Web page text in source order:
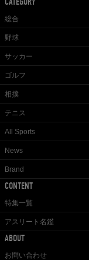
総合
野球
サッカー
ゴルフ
相撲
テニス
All Sports
News
Brand
CONTENT
特集一覧
アスリート名鑑
ABOUT
お問い合わせ